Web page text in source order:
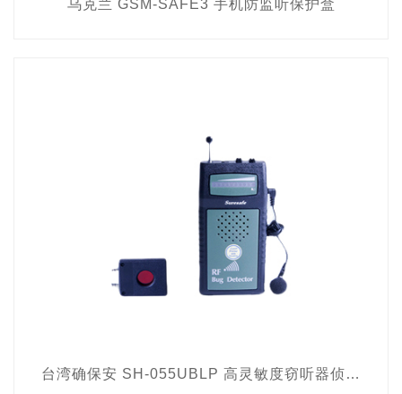
乌克兰 GSM-SAFE3 手机防监听保护盒
台湾确保安 SH-055UBLP 高灵敏度窃听器侦测器